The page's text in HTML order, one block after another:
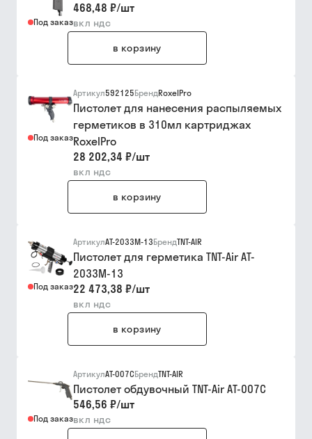
Под заказ
468,48 ₽/шт
вкл ндс
в корзину
Под заказ
Артикул592125БрендRoxelPro
Пистолет для нанесения распыляемых
герметиков в 310мл картриджах
RoxelPro
28 202,34 ₽/шт
вкл ндс
в корзину
Под заказ
АртикулАТ-2033М-13БрендTNT-AIR
Пистолет для герметика TNT-Air AT-
2033М-13
22 473,38 ₽/шт
вкл ндс
в корзину
Под заказ
АртикулAT-007CБрендTNT-AIR
Пистолет обдувочный TNT-Air AT-007C
546,56 ₽/шт
вкл ндс